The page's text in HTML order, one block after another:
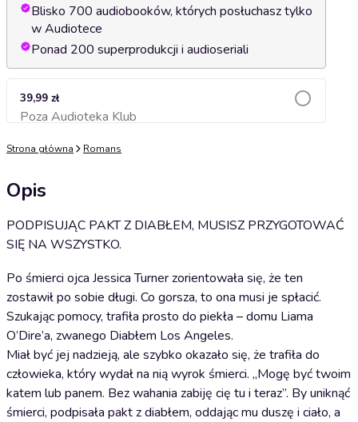
Blisko 700 audiobooków, których posłuchasz tylko
w Audiotece
Ponad 200 superprodukcji i audioseriali
39,99 zł
Poza Audioteka KlubDodaj do koszyka
Strona główna Romans
Opis
PODPISUJĄC PAKT Z DIABŁEM, MUSISZ PRZYGOTOWAĆ
SIĘ NA WSZYSTKO.
Po śmierci ojca Jessica Turner zorientowała się, że ten
zostawił po sobie długi. Co gorsza, to ona musi je spłacić.
Szukając pomocy, trafiła prosto do piekła – domu Liama
O’Dire’a, zwanego Diabłem Los Angeles.
Miał być jej nadzieją, ale szybko okazało się, że trafiła do
człowieka, który wydał na nią wyrok śmierci. „Mogę być twoim
katem lub panem. Bez wahania zabiję cię tu i teraz”. By uniknąć
śmierci, podpisała pakt z diabłem, oddając mu duszę i ciało, a